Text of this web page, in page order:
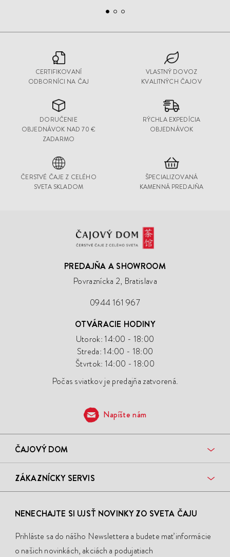
CERTIFIKOVANÍ
ODBORNÍCI NA ČAJ
VLASTNÝ DOVOZ
KVALITNÝCH ČAJOV
DORUČENIE
OBJEDNÁVOK NAD 70 €
ZADARMO
RÝCHLA EXPEDÍCIA
OBJEDNÁVOK
ČERSTVÉ ČAJE Z CELÉHO
SVETA SKLADOM
ŠPECIALIZOVANÁ
KAMENNÁ PREDAJŇA
Čajový
Dom
PREDAJŇA A SHOWROOM
Povraznícka 2, Bratislava
0944 161 967
OTVÁRACIE HODINY
Utorok: 14:00 - 18:00
Streda: 14:00 - 18:00
Štvrtok: 14:00 - 18:00
Počas sviatkov je predajňa zatvorená.
Napíšte nám
ČAJOVÝ DOM
ZÁKAZNÍCKY SERVIS
NENECHAJTE SI UJSŤ NOVINKY ZO SVETA ČAJU
Prihláste sa do nášho Newslettera a budete mať informácie
o našich novinkách, akciách a podujatiach